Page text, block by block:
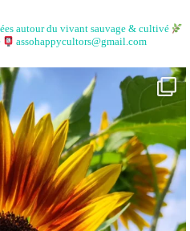
autour du vivant sauvage & cultivé
assohappycultors@gmail.com